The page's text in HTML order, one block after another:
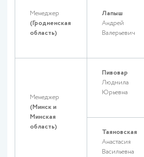
Менеджер
(Гродненская
область)
Лапыш
Андрей
Валерьевич
Менеджер
(Минск и
Минская
область)
Пивовар
Людмила
Юрьевна
Таяновская
Анастасия
Васильевна